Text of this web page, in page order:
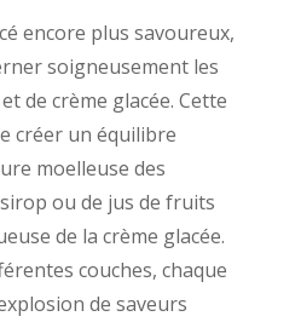
encore plus savoureux,
soigneusement les
de crème glacée. Cette
créer un équilibre
moelleuse des
ou de jus de fruits
de la crème glacée.
couches, chaque
de saveurs